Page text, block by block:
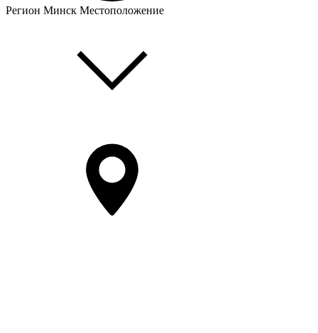
Регион Минск Местоположение